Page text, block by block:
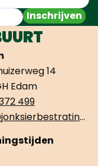
Inschrijven
14
Edam
499
info@jonksierbestrating.nl